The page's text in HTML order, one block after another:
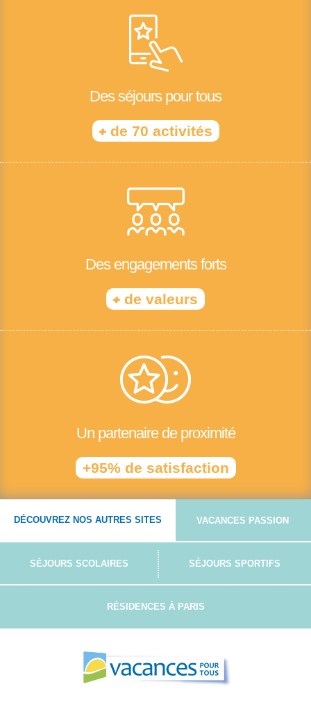
Des séjours pour tous
+de 70 activités
Des engagements forts
+ de valeurs
Un partenaire de proximité
+95% de satisfaction
DÉCOUVREZ NOS AUTRES SITES VACANCES PASSION
SÉJOURS SCOLAIRES SÉJOURS SPORTIFS
RÉSIDENCES À PARIS